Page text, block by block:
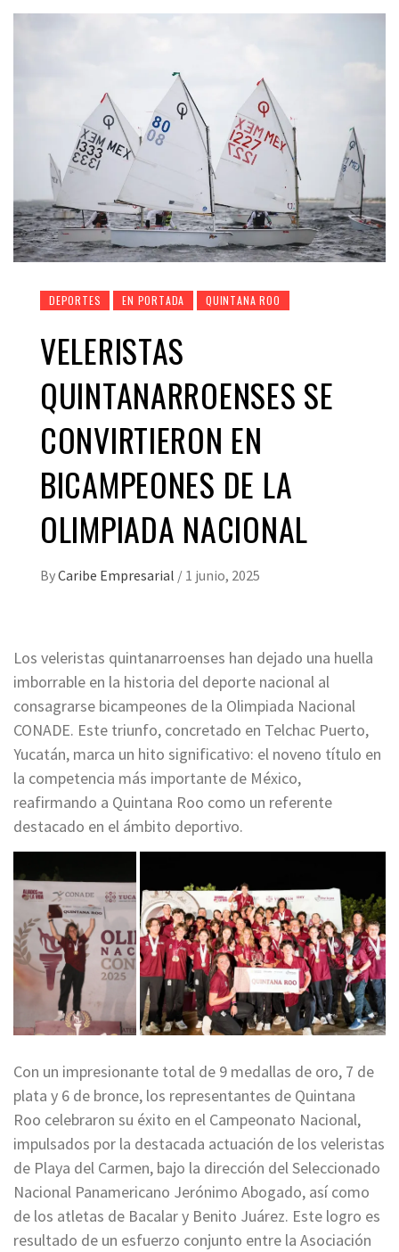
DEPORTES EN PORTADA QUINTANA ROO
VELERISTAS
QUINTANARROENSES SE
CONVIRTIERON EN
BICAMPEONES DE LA
OLIMPIADA NACIONAL
ByCaribe Empresarial / 1 junio, 2025
Los veleristas quintanarroenses han dejado una huella
imborrable en la historia del deporte nacional al
consagrarse bicampeones de la Olimpiada Nacional
CONADE. Este triunfo, concretado en Telchac Puerto,
Yucatán, marca un hito significativo: el noveno título en
la competencia más importante de México,
reafirmando a Quintana Roo como un referente
destacado en el ámbito deportivo.
Con un impresionante total de 9 medallas de oro, 7 de
plata y 6 de bronce, los representantes de Quintana
Roo celebraron su éxito en el Campeonato Nacional,
impulsados por la destacada actuación de los veleristas
de Playa del Carmen, bajo la dirección del Seleccionado
Nacional Panamericano Jerónimo Abogado, así como
de los atletas de Bacalar y Benito Juárez. Este logro es
resultado de un esfuerzo conjunto entre la Asociación